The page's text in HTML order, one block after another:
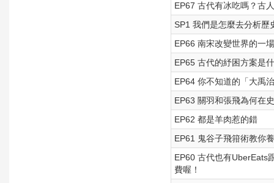
EP67 古代有冰吃嗎？古
SP1 我們是怎麼去分析歷
EP66 南宋改變世界的一
EP65 古代的紓困方案是
EP64 你不知道的「大禹
EP63 關羽和張飛為何在
EP62 都是羊肉惹的錯
EP61 鬼谷子飛箝術教你
EP60 古代也有UberEats
費喔！